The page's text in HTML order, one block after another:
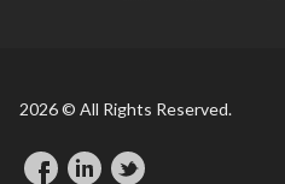
2026 © All Rights Reserved.